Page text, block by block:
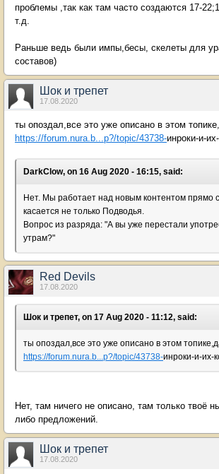
проблемы ,так как там часто создаются 17-
т.д.
Раньше ведь были импы,бесы, скелеты для
составов)
Шок и трепет
17.08.2020
ты опоздал,все это уже описано в этом
https://forum.nura.b...p?/topic/43738-инроки-и-
DarkClow, on 16 Aug 2020 - 16:15, said:
Нет. Мы работает над новым контентом прямо
касается не только Подводья.
Вопрос из разряда: "А вы уже перестали
утрам?"
Red Devils
17.08.2020
Шок и трепет, on 17 Aug 2020 - 11:12, said:
ты опоздал,все это уже описано в этом
https://forum.nura.b...p?/topic/43738-инроки-и-их-
Нет, там ничего не описано, там только твоё
либо предложений.
Шок и трепет
17.08.2020